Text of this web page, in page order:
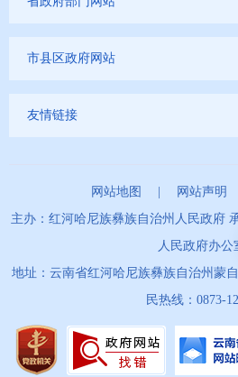
市县区政府网站
友情链接
网站地图 网站声明
主办：红河哈尼族彝族自治州人民政府
人民政府办公
地址：云南省红河哈尼族彝族自治州蒙
民热线：0873-